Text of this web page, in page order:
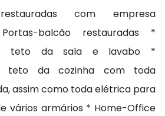
com empresa
balcão restauradas *
teto da sala e lavabo *
teto da cozinha com toda
assim como toda elétrica para
vários armários * Home-Office